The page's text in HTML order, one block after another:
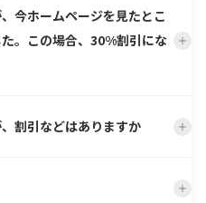
今ホームページを見たとこ
。この場合、30%割引にな
割引などはありますか